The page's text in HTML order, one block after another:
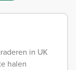
in UK
halen